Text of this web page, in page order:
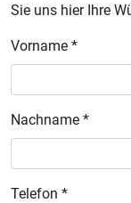
Sie uns hier Ihre
Vorname *
Nachname *
Telefon *